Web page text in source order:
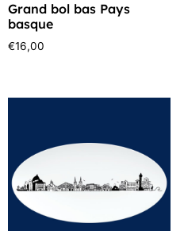
Grand bol bas Pays
basque
€16,00